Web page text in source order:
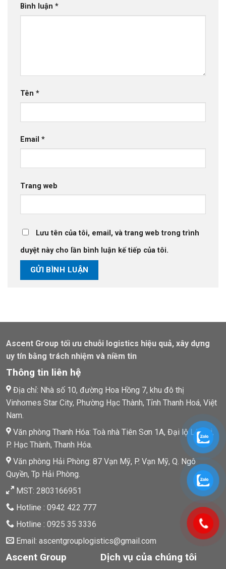
Bình luận *
Tên *
Email *
Trang web
Lưu tên của tôi, email, và trang web trong trình
duyệt này cho lần bình luận kế tiếp của tôi.
Ascent Group tối ưu chuỗi logistics hiệu quả, xây dựng
uy tín bằng trách nhiệm và niềm tin
Thông tin liên hệ
Địa chỉ: Nhà số 10, đường Hoa Hồng 7, khu đô thị
Vinhomes Star City, Phường Hạc Thành, Tỉnh Thanh Hoá, Việt
Nam.
Văn phòng Thanh Hóa: Toà nhà Tiên Sơn 1A, Đại lộ Lê Lợi,
P. Hạc Thành, Thanh Hóa.
Văn phòng Hải Phòng: 87 Vạn Mỹ, P. Vạn Mỹ, Q. Ngô
Quyền, Tp Hải Phòng.
MST: 2803166951
Hotline : 0942 422 777
Hotline : 0925 35 3336
Email: ascentgrouplogistics@gmail.com
Ascent Group Dịch vụ của chúng tôi